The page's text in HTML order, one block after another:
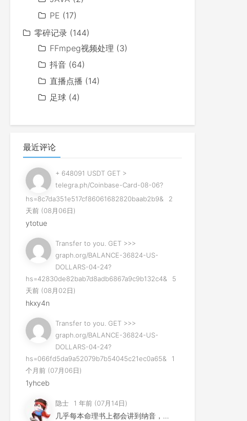
PE (17)
零碎记录 (144)
FFmpeg视频处理 (3)
抖音 (64)
直播点播 (14)
足球 (4)
最近评论
+ 648091 USDT GET >
telegra.ph/Coinbase-Card-08-06?
hs=8c7da351e517cf86061682820baab2b9&
2
天前 (08月06日)
ytotue
Transfer to you. GET >>>
graph.org/BALANCE-36824-US-
DOLLARS-04-24?
hs=42830de82bab7d8adb6867a9c9b132c4&
5
天前 (08月02日)
hkxy4n
Transfer to you. GET >>>
graph.org/BALANCE-36824-US-
DOLLARS-04-24?
hs=066fd5da9a52079b7b54045c21ec0a65&
1
个月前 (07月06日)
1yhceb
隐士 1 年前 (07月14日)
几乎每本命理书上都会讲到纳音，但是其用法早已失传，许多易学家...